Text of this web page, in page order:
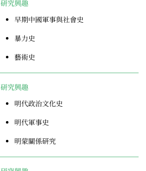
研究興趣
早期中國軍事與社會史
暴力史
藝術史
研究興趣
明代政治文化史
明代軍事史
明蒙關係研究